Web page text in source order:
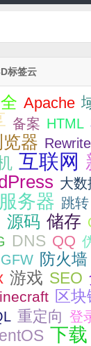
标签云
Apache
备案 HTML
器 Rewrite
互联网
大数
服务器 跳转
源码 储存
DNS QQ
GFW 防火墙
游戏 SEO
区块
重定向 登
下载